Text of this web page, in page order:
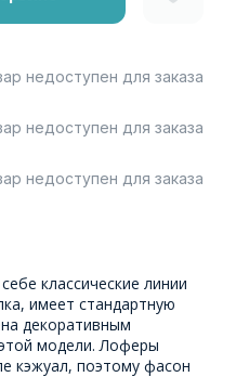
недоступен для заказа
недоступен для заказа
недоступен для заказа
классические линии
имеет стандартную
декоративным
модели. Лоферы
кэжуал, поэтому фасон